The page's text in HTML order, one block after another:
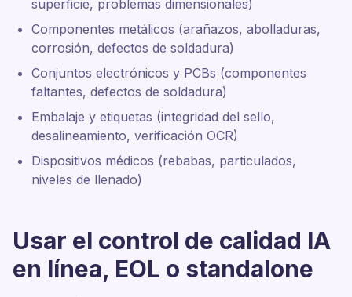
superficie, problemas dimensionales)
Componentes metálicos (arañazos, abolladuras,
corrosión, defectos de soldadura)
Conjuntos electrónicos y PCBs (componentes
faltantes, defectos de soldadura)
Embalaje y etiquetas (integridad del sello,
desalineamiento, verificación OCR)
Dispositivos médicos (rebabas, particulados,
niveles de llenado)
Usar el control de calidad IA
en línea, EOL o standalone